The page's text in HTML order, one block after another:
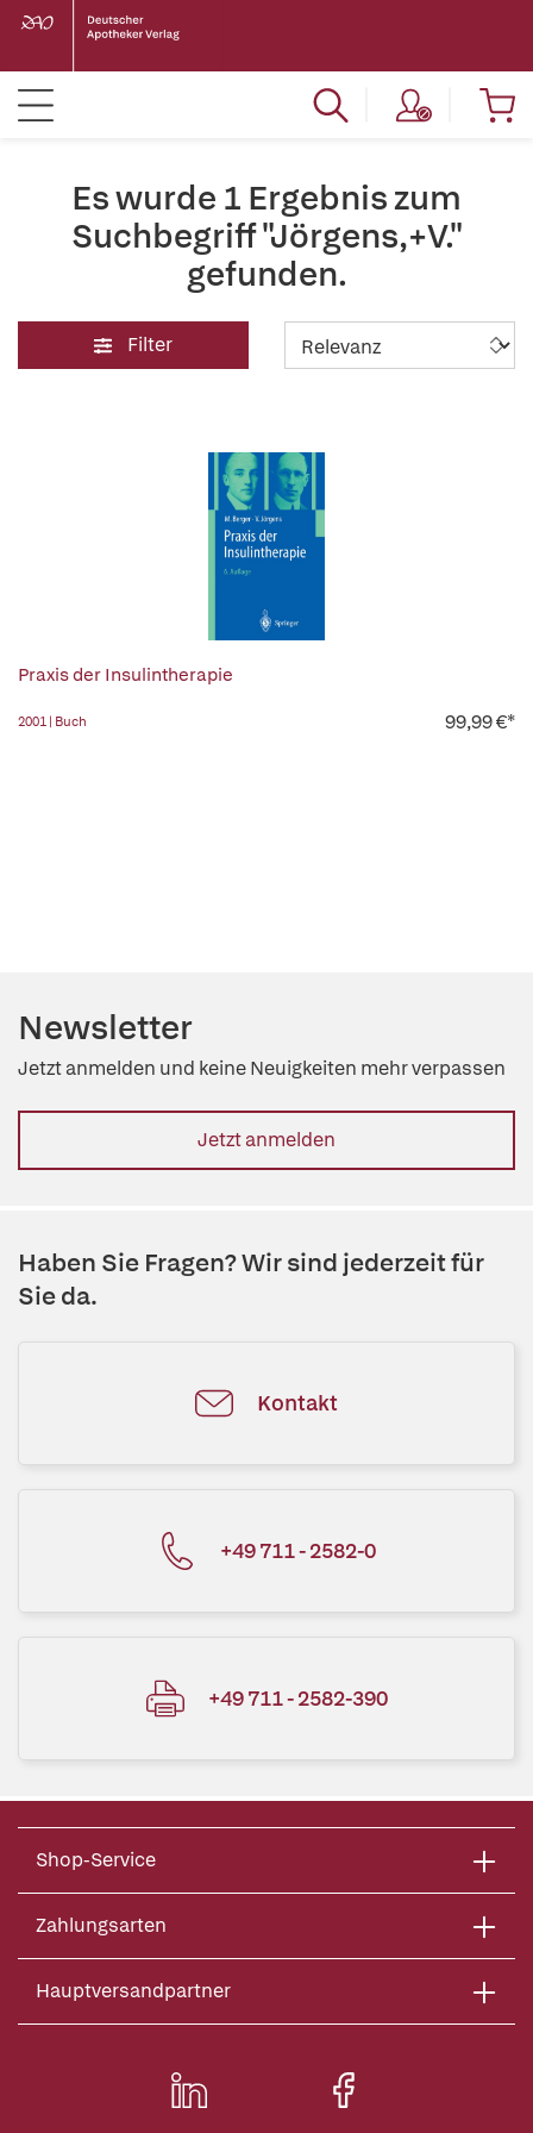
Es wurde 1 Ergebnis zum
Suchbegriff "Jörgens,+V."
gefunden.
Filter
Praxis der Insulintherapie
2001 | Buch 99,99 €*
Newsletter
Jetzt anmelden und keine Neuigkeiten mehr verpassen
Jetzt anmelden
Haben Sie Fragen? Wir sind jederzeit für
Sie da.
Kontakt
+49 711 - 2582-0
+49 711 - 2582-390
Shop-Service
Zahlungsarten
Hauptversandpartner